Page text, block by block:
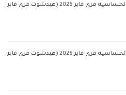
أفضل إعدادات الحساسية فري فاير 2026 (هيدشوت فري فاير
أفضل إعدادات الحساسية فري فاير 2026 (هيدشوت فري فاير